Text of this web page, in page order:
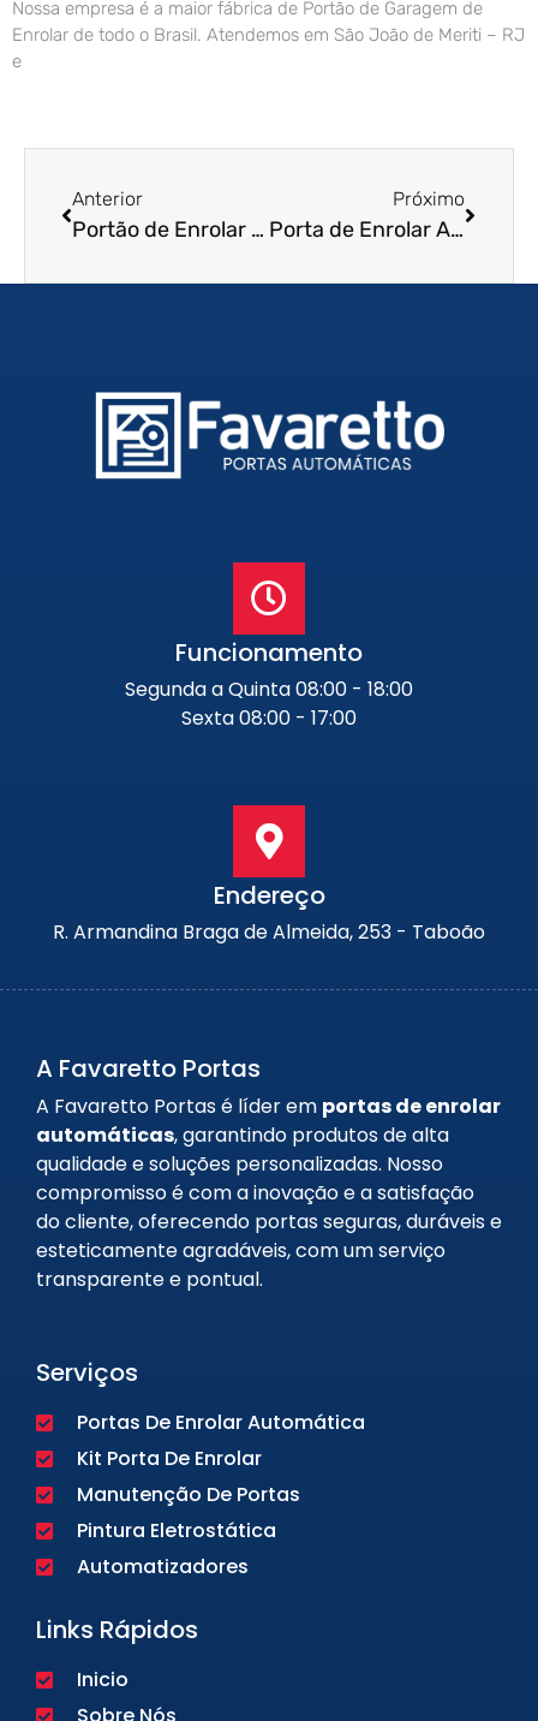
Nossa empresa é a maior fábrica de Portão de Garagem de
Enrolar de todo o Brasil. Atendemos em São João de Meriti – RJ
e
Anterior
Portão de Enrolar Automático em Manaus – AM
Próximo
Porta de Enrolar Automática em Itaquaquecetuba – SP
Funcionamento
Segunda a Quinta 08:00 - 18:00
Sexta 08:00 - 17:00
Endereço
R. Armandina Braga de Almeida, 253 - Taboão
A Favaretto Portas
A Favaretto Portas é líder em portas de enrolar
automáticas, garantindo produtos de alta
qualidade e soluções personalizadas. Nosso
compromisso é com a inovação e a satisfação
do cliente, oferecendo portas seguras, duráveis e
esteticamente agradáveis, com um serviço
transparente e pontual.
Serviços
Portas De Enrolar Automática
Kit Porta De Enrolar
Manutenção De Portas
Pintura Eletrostática
Automatizadores
Links Rápidos
Inicio
Sobre Nós